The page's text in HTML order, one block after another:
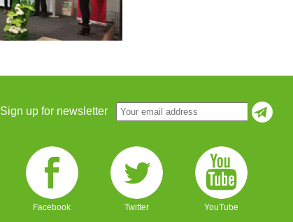
Sign up for newsletter
Facebook Twitter YouTube